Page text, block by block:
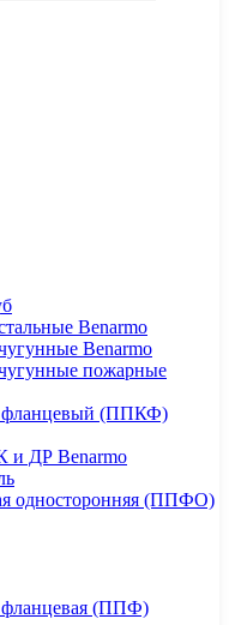
Benarmo
Benarmo
пожарные
фланцевый (ППКФ)
и ДР Benarmo
односторонняя (ППФО)
фланцевая (ППФ)